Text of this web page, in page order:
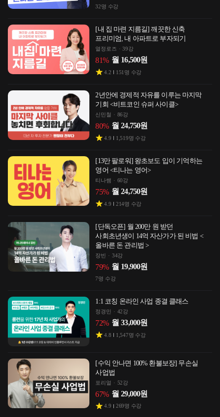
32명 수강
[내 집 마련 지름길] 깨끗한 신축
프리미엄, 내 아파트로 부자되기
열정로즈 39강
81% 월 16,500원
4.2 151 명 수강
2년안에 경제적 자유를 이루는 마지막
기회 <비트코인 슈퍼 사이클>
신민철 86강
80% 월 24,750원
4.9 1,519명 수강
[13만 팔로워] 왕초보도 입이 기억하는
영어 <티나는 영어>
티나쌤 60강
75% 월 24,750원
4.9 214명 수강
[단독오픈] 월 200만 원 받던
사회초년생이 14억 자산가가 된 비법 <
올바른 돈 관리법 >
장빈 34강
79% 월 19,900원
7명 수강
1:1 코칭 온라인 사업 종결 클래스
정경민 42강
72% 월 33,000원
4.8 1,547명 수강
[수익 안나면 100% 환불보장] 무손실
사업법
포리얼 52강
67% 월 29,000원
4.9 269명 수강